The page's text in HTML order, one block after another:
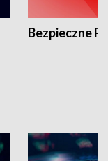
Bezpieczne